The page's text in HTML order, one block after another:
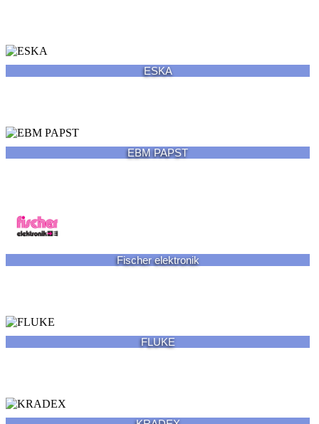
ESKA
EBM PAPST
Fischer elektronik
FLUKE